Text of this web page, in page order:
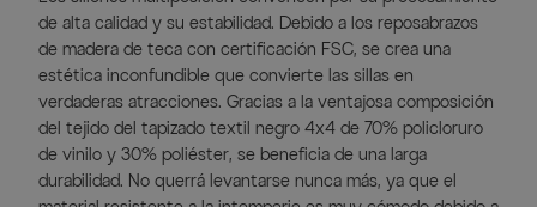
de alta calidad y su estabilidad. Debido a los reposabrazos
de madera de teca con certificación FSC, se crea una
estética inconfundible que convierte las sillas en
verdaderas atracciones. Gracias a la ventajosa composición
del tejido del tapizado textil negro 4x4 de 70% policloruro
de vinilo y 30% poliéster, se beneficia de una larga
durabilidad. No querrá levantarse nunca más, ya que el